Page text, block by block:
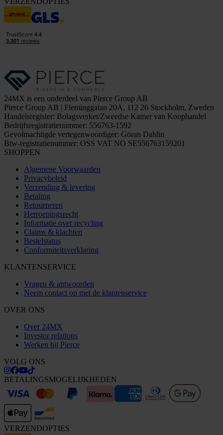
24MX is een onderdeel van Pierce Group AB
Pierce Group AB | Fleminggatan 20A, 112 26 Stockholm, Zweden
Handelsregister: Bolagsverket/Zweedse Kamer van Koophandel
Bedrijfsregistratienummer: 556763-1592
Gevolmachtigde vertegenwoordiger: Göran Dahlin
Btw-registratienummer: OSS VAT NO SE556763159201
SHOPPEN
Algemene Voorwaarden
Privacybeleid
Verzending & levering
Betaling
Retourneren
Herroepingsrecht
Informatie over recycling
Claims & klachten
Bestelstatus
Conformiteitsverklaring
KLANTENSERVICE
Vragen & antwoorden
Neem contact op met de klantenservice
OVER ONS
Over 24MX
Investor relations
Werken bij Pierce
VOLG ONS
BETALINGSMOGELIJKHEDEN
VERZENDOPTIES